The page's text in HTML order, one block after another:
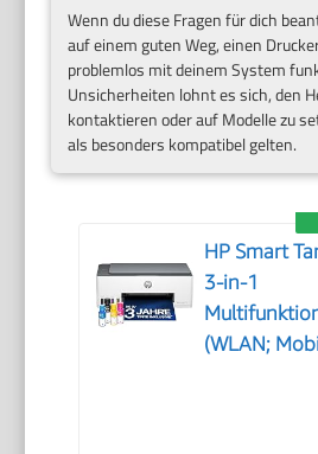
Wenn du diese Fragen für dich
auf einem guten Weg, einen
problemlos mit deinem System
Unsicherheiten lohnt es sich, den
kontaktieren oder auf Modelle zu
als besonders kompatibel gelten.
HP Smart
3-in-1
(WLAN;
Jahre